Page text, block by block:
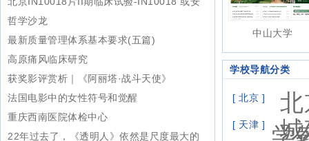
慰剂联合PLD 治疗铂耐
哲学沙龙
最新质量管理体系基本要求(五篇)
高原痛风临床研究
获奖影评赏析｜《阿丽塔·战斗天使》
法国电影中的女性符号和觉醒
重庆西南医院体检中心
22年过去了，《透明人》依然是尺度最大的
中山大学
学校导航分类
[ 北京 ]
学
[ 天津 ]